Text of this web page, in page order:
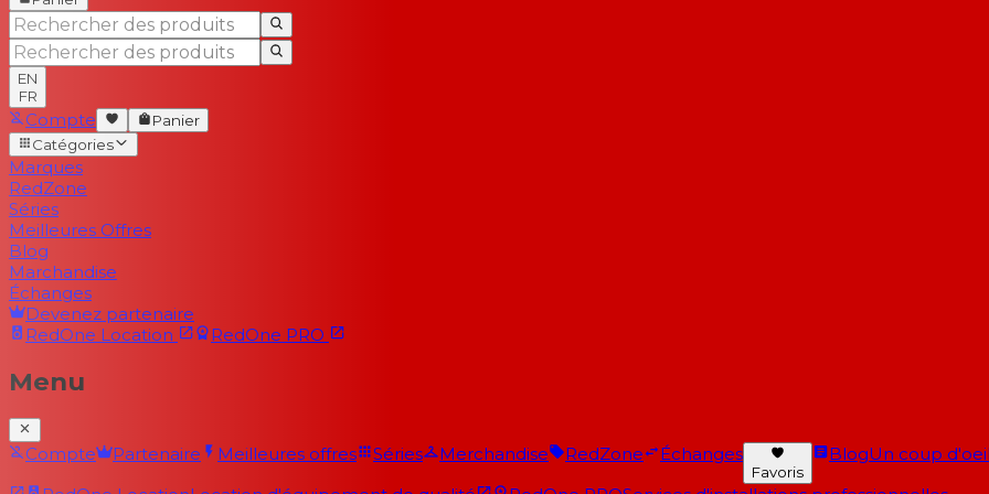
EN
FR
Compte
Panier
Catégories
Marques
RedZone
Séries
Meilleures Offres
Blog
Marchandise
Échanges
Devenez partenaire
RedOne Location RedOne PRO
Menu
Compte Partenaire Meilleures offres Séries Merchandise RedZone Échanges
Favoris
BlogUn coup